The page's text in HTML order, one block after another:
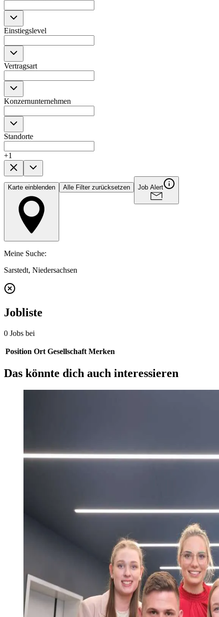
Einstiegslevel
Vertragsart
Konzernunternehmen
Standorte
+1
Karte einblenden Alle Filter zurücksetzen Job Alert
Meine Suche:
Sarstedt, Niedersachsen
Jobliste
0 Jobs bei
Position Ort Gesellschaft Merken
Das könnte dich auch interessieren